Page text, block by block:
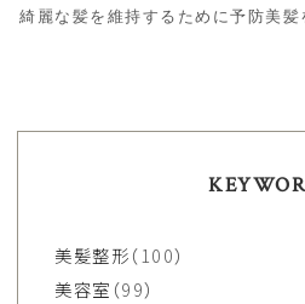
綺麗な髪を維持するために予防美
美髪整形（100）
美容室 （99）